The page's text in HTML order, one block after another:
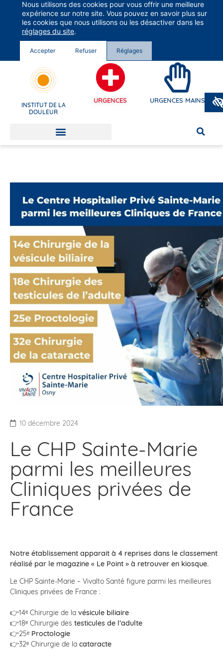
Groupe Vivalto Santé
Entre nous, la vie
INSTITUT DE LA
DOULEUR
URGENCES URGENCES MAINS
10 décembre 2024
Le CHP Sainte-Marie
parmi les meilleures
Cliniques privées de
France
Notre établissement apparait à 4 reprises dans le classement
réalisé par le magazine « Le Point » à retrouver en kiosque.
Le CHP Sainte-Marie – Vivalto Santé figure parmi les meilleures
Cliniques privées de France :
👉14ᵉ Chirurgie de la vésicule biliaire
👉18ᵉ Chirurgie des testicules de l’adulte
👉25ᵉ Proctologie
👉32ᵉ Chirurgie de la cataracte
Nous utilisons des cookies pour vous offrir une meilleure
expérience sur notre site. Vous pouvez en savoir plus sur
les cookies que nous utilisons ou les désactiver dans les
réglages du site.
Accepter Refuser Réglages